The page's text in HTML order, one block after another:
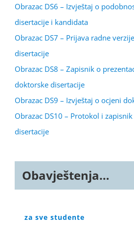
Obrazac DS6 – Izvještaj o
disertacije i kandidata
Obrazac DS7 – Prijava radne
disertacije
Obrazac DS8 – Zapisnik o
doktorske disertacije
Obrazac DS9 – Izvještaj o ocjeni
Obrazac DS10 – Protokol i
disertacije
Obavještenja…
za sve studente